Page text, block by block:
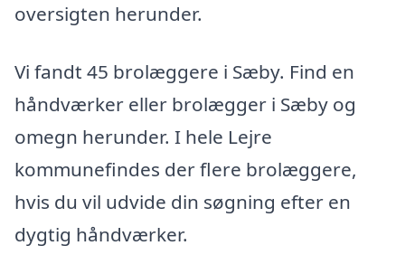
oversigten herunder.
Vi fandt 45 brolæggere i Sæby. Find en
håndværker eller brolægger i Sæby og
omegn herunder. I hele Lejre
kommunefindes der flere brolæggere,
hvis du vil udvide din søgning efter en
dygtig håndværker.